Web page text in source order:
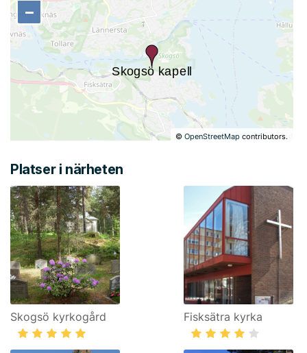
−
©OpenStreetMap contributors.
−
Platser i närheten
Skogsö kyrkogård Fisksätra kyrka